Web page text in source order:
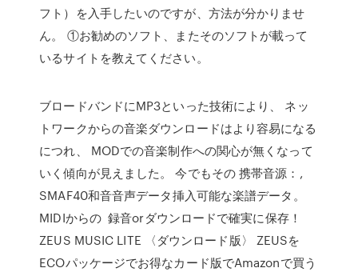
フト）を入手したいのですが、方法が分かりませ
ん。 ①お勧めのソフト、またそのソフトが載って
いるサイトを教えてください。
ブロードバンドにMP3といった技術により、 ネッ
トワークからの音楽ダウンロードはより容易になる
につれ、 MODでの音楽制作への関心が無くなって
いく傾向が見えました。 今でもその 携帯音源：,
SMAF40和音音声データ挿入可能な楽譜データ。
MIDIからの 録音orダウンロードで確実に保存！
ZEUS MUSIC LITE 〈ダウンロード版〉 ZEUSを
ECOパッケージでお得なカード版でAmazonで買う